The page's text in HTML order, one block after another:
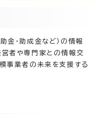
金・助成金など）の情報
者や専門家との情報交
事業者の未来を支援する